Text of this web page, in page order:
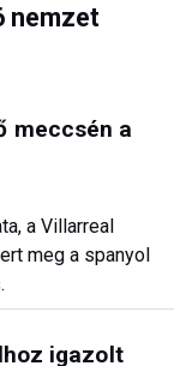
nemzet
meccsén a
a Villarreal
meg a spanyol
igazolt